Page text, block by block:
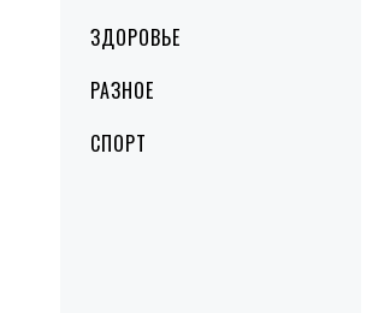
ЗДОРОВЬЕ
РАЗНОЕ
СПОРТ